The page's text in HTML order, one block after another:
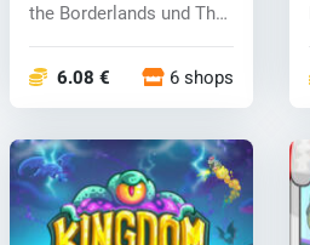
the Borderlands und The
6.08 € 6 shops